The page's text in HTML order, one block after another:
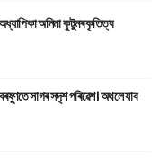
অনিমা কুটুমৰ কৃতিত্ব
সাগৰ সদৃশ পৰিৱেশ। অথলে যাব